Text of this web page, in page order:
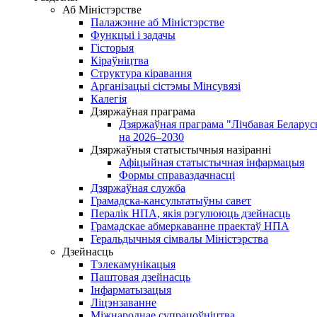
Аб Міністэрстве
Палажэнне аб Міністэрстве
Функцыі і задачы
Гісторыя
Кіраўніцтва
Структура кіравання
Арганізацыі сістэмы Мінсувязі
Калегія
Дзяржаўная праграма
Дзяржаўная праграма "Лічбавая
на 2026–2030
Дзяржаўныя статыстычныя назіранні
Афіцыйная статыстычная інфармацыя
Формы справаздачнасці
Дзяржаўная служба
Грамадска-кансультатыўны савет
Пералік НПА, якія рэгулююць дзейнасць
Грамадскае абмеркаванне праектаў НПА
Геральдычныя сімвалы Міністэрства
Дзейнасць
Тэлекамунікацыя
Паштовая дзейнасць
Інфарматызацыя
Ліцэнзаванне